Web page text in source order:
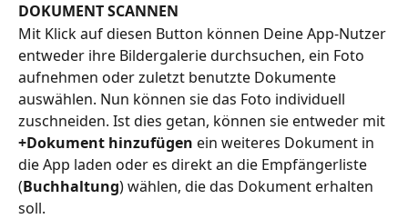
DOKUMENT SCANNEN
Mit Klick auf diesen Button können Deine App-Nutzer
entweder ihre Bildergalerie durchsuchen, ein Foto
aufnehmen oder zuletzt benutzte Dokumente
auswählen. Nun können sie das Foto individuell
zuschneiden. Ist dies getan, können sie entweder mit
+Dokument hinzufügen ein weiteres Dokument in
die App laden oder es direkt an die Empfängerliste
(Buchhaltung) wählen, die das Dokument erhalten
soll.